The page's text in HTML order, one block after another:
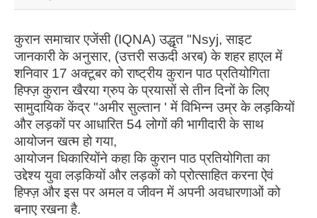
कुरान समाचार एजेंसी (IQNA) उद्धृत "Nsyj, साइट
जानकारी के अनुसार, (उत्तरी सऊदी अरब) के शहर हाएल में
शनिवार 17 अक्टूबर को राष्ट्रीय कुरान पाठ प्रतियोगिता
हिफ्ज़ कुरान खैरया ग्रुप के प्रयासों से तीन दिनों के लिए
सामुदायिक केंद्र "अमीर सुल्तान ' में विभिन्न उम्र के लड़कियों
और लड़कों पर आधारित 54 लोगों की भागीदारी के साथ
आयोजन खत्म हो गया,
आयोजन धिकारियोंने कहा कि कुरान पाठ प्रतियोगिता का
उद्देश्य युवा लड़कियों और लड़कों को प्रोत्साहित करना ऐवं
हिफ्ज़ और इस पर अमल व जीवन में अपनी अवधारणाओं को
बनाए रखना है.